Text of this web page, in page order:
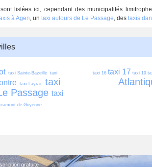
listées ici, cependant des municipalités
à Agen, un taxi autours de Le Passage, des taxis
taxi Sainte-Bazeille taxi
taxi Layrac
taxi
Passage taxi
de-Guyenne
taxi 16 taxi 17 taxi 19
gratuite